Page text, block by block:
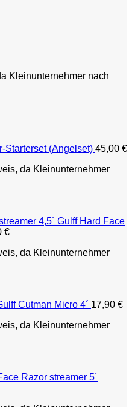
Kleinunternehmer nach
Starterset (Angelset) 45,00 €
da Kleinunternehmer
Gulff Hard Face
€
da Kleinunternehmer
Cutman Micro 4´ 17,90 €
da Kleinunternehmer
Razor streamer 5´